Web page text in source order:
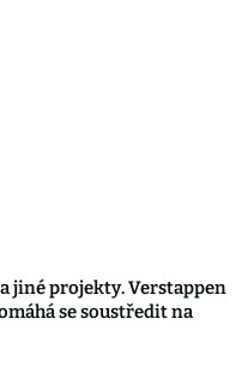
jiné projekty. Verstappen
se soustředit na